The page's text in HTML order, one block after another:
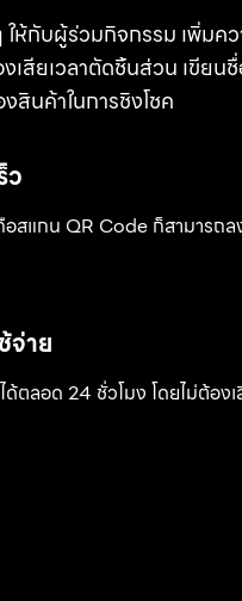
ให้กับผู้ร่วมกิจกรรม เพิ่มค
งเสียเวลาตัดชิ้นส่วน เขียน
นค้าในการชิงโชค
ว
สแกน QR Code ก็สามารถล
จ่าย
ตลอด 24 ชั่วโมง โดยไม่ต้องเ